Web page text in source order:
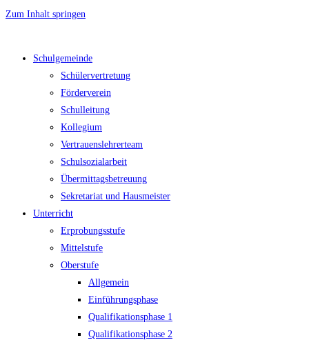
Zum Inhalt springen
Schulgemeinde
Schülervertretung
Förderverein
Schulleitung
Kollegium
Vertrauenslehrerteam
Schulsozialarbeit
Übermittagsbetreuung
Sekretariat und Hausmeister
Unterricht
Erprobungsstufe
Mittelstufe
Oberstufe
Allgemein
Einführungsphase
Qualifikationsphase 1
Qualifikationsphase 2